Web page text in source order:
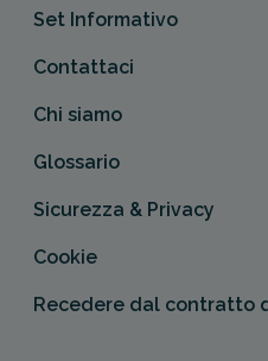
Set Informativo
Contattaci
Chi siamo
Glossario
Sicurezza & Privacy
Cookie
Recedere dal contratto